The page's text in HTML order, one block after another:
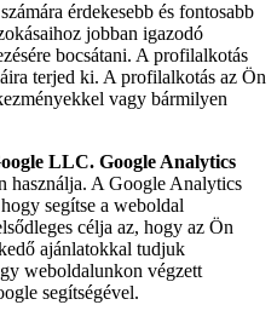
érdekesebb és fontosabb
jobban igazodó
bocsátani. A profilalkotás
terjed ki. A profilalkotás az Ön
vagy bármilyen
LLC. Google Analytics
használja. A Google Analytics
segítse a weboldal
célja az, hogy az Ön
ajánlatokkal tudjuk
weboldalunkon végzett
segítségével.